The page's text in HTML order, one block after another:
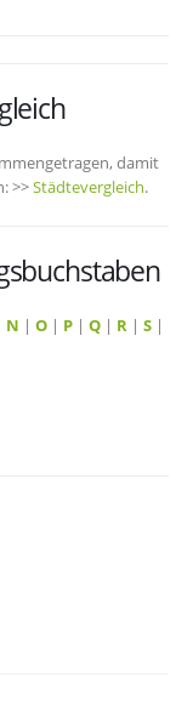
damit
>>Städtevergleich.
N | O | P | Q | R | S |